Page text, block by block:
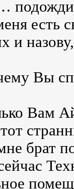
есть
и
Вы
Вам
брат